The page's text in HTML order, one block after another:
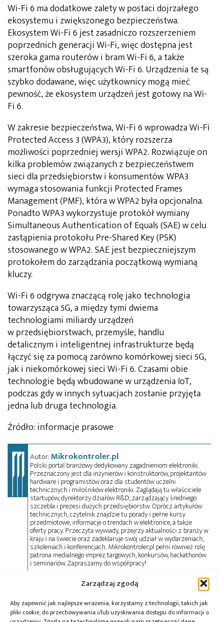
Zarządzaj zgodą
Aby zapewnić jak najlepsze wrażenia, korzystamy z technologii, takich jak
pliki cookie, do przechowywania i/lub uzyskiwania dostępu do informacji o
Wi-Fi 6 ma dodatkowe zalety w postaci dojrzałego
ekosystemu i zwiększonego bezpieczeństwa.
Ekosystem Wi-Fi 6 jest zasadniczo rozszerzeniem
poprzednich generacji Wi-Fi, więc dostępna jest
szeroka gama routerów i bram Wi-Fi 6, a także
smartfonów obsługujących Wi-Fi 6. Urządzenia te są
szybko dodawane, więc użytkownicy mogą mieć
pewność, że ekosystem urządzeń jest gotowy na Wi-
Fi 6.
W zakresie bezpieczeństwa, Wi-Fi 6 wprowadza Wi-Fi
Protected Access 3 (WPA3), który rozszerza
możliwości poprzedniej wersji WPA2. Rozwiązuje on
kilka problemów związanych z bezpieczeństwem
sieci dla przedsiębiorstw i konsumentów. WPA3
wymaga stosowania funkcji Protected Frames
Management (PMF), która w WPA2 była opcjonalna.
Ponadto WPA3 wykorzystuje protokół wymiany
Simultaneous Authentication of Equals (SAE) w celu
zastąpienia protokołu Pre-Shared Key (PSK)
stosowanego w WPA2. SAE jest bezpieczniejszym
protokołem do zarządzania początkową wymianą
kluczy.
Wi-Fi 6 odgrywa znaczącą rolę jako technologia
towarzysząca 5G, a między tymi dwiema
technologiami miliardy urządzeń
w przedsiębiorstwach, przemyśle, handlu
detalicznym i inteligentnej infrastrukturze będą
łączyć się za pomocą zarówno komórkowej sieci 5G,
jak i niekomórkowej sieci Wi-Fi 6. Czasami obie
technologie będą wbudowane w urządzenia IoT,
podczas gdy w innych sytuacjach zostanie przyjęta
jedna lub druga technologia.
Źródło: informacje prasowe
Autor:Mikrokontroler.pl
Polski portal branżowy dedykowany zagadnieniom elektroniki.
Przeznaczony jest dla inżynierów i konstruktorów, projektantów
hardware i programistów oraz dla studentów uczelni
technicznych i miłośników elektroniki. Zaglądają tu właściciele
startupów, dyrektorzy działów R&D, zarządzający średniego
szczebla i prezesi dużych przedsiębiorstw. Oprócz artykułów
technicznych, czytelnik znajdzie tu porady i pełne kursy
przedmiotowe, informacje o trendach w elektronice, a także
oferty pracy. Przeczyta wywiady, przejrzy aktualności z branży w
kraju i na świecie oraz zadeklaruje swój udział w wydarzeniach,
szkoleniach i konferencjach. Mikrokontroler.pl pełni również rolę
patrona medialnego imprez targowych, konkursów, hackathonów
i seminariów. Zapraszamy do współpracy!
Tagi:IoT,Quectel,Wi-Fi 6